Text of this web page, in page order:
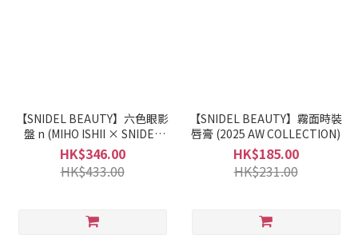
【SNIDEL BEAUTY】六色眼影
盤 n (MIHO ISHII × SNIDEL
BEAUTY)
HK$346.00
HK$433.00
【SNIDEL BEAUTY】霧面時裝
唇膏 (2025 AW COLLECTION)
HK$185.00
HK$231.00